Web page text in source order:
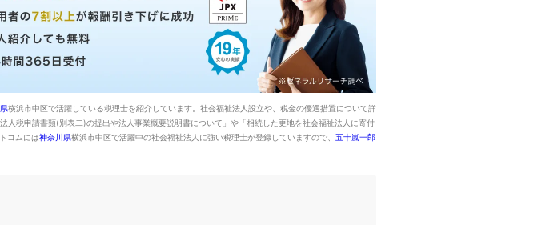
横浜市中区で活躍している税理士を紹介しています。社会福祉法人設立や、税金の優遇措置について詳
税申請書類(別表二)の提出や法人事業概要説明書について」や「相続した更地を社会福祉法人に寄付
コムには神奈川県横浜市中区で活躍中の社会福祉法人に強い税理士が登録していますので、 五十嵐一郎